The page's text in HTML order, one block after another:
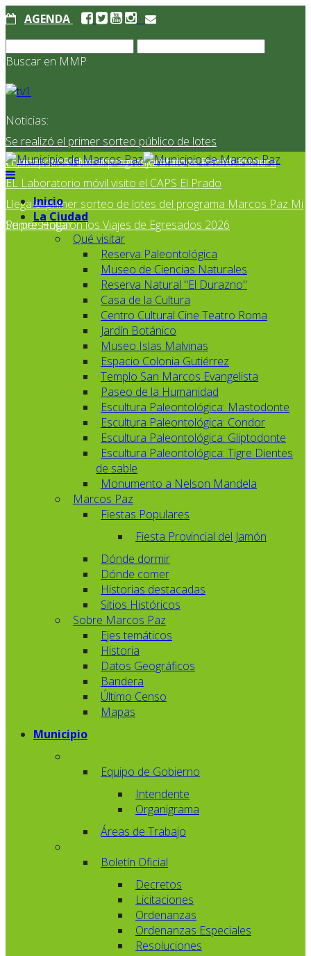
AGENDA
Buscar en MMP
Noticias:
Se realizó el primer sorteo público de lotes
correspondientes al programa Marcos Paz Mi Primer
El Jardín N° 910 continúa mejorando su infraestructura
EL Laboratorio móvil visito el CAPS El Prado
Llega el primer sorteo de lotes del programa Marcos Paz Mi
Primer Hogar
Se presentaron los Viajes de Egresados 2026
Inicio
La Ciudad
Qué visitar
Reserva Paleontológica
Museo de Ciencias Naturales
Reserva Natural "El Durazno"
Casa de la Cultura
Centro Cultural Cine Teatro Roma
Jardín Botánico
Museo Islas Malvinas
Espacio Colonia Gutiérrez
Templo San Marcos Evangelista
Paseo de la Humanidad
Escultura Paleontológica: Mastodonte
Escultura Paleontológica: Condor
Escultura Paleontológica: Gliptodonte
Escultura Paleontológica: Tigre Dientes
de sable
Monumento a Nelson Mandela
Marcos Paz
Fiestas Populares
Fiesta Provincial del Jamón
Dónde dormir
Dónde comer
Historias destacadas
Sitios Históricos
Sobre Marcos Paz
Ejes temáticos
Historia
Datos Geográficos
Bandera
Último Censo
Mapas
Municipio
Equipo de Gobierno
Intendente
Organigrama
Áreas de Trabajo
Boletín Oficial
Decretos
Licitaciones
Ordenanzas
Ordenanzas Especiales
Resoluciones